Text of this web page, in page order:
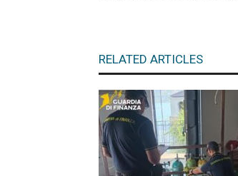
RELATED ARTICLES